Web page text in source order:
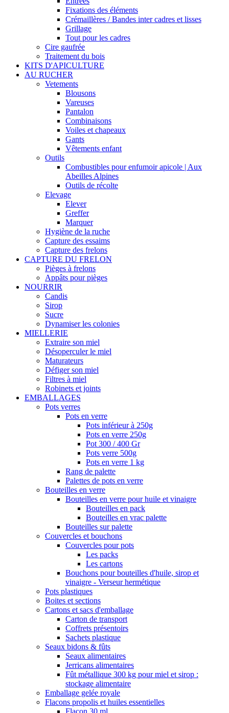
Fixations des éléments
Crémaillères / Bandes inter cadres et lisses
Grillage
Tout pour les cadres
Cire gaufrée
Traitement du bois
KITS D'APICULTURE
AU RUCHER
Vetements
Blousons
Vareuses
Pantalon
Combinaisons
Voiles et chapeaux
Gants
Vêtements enfant
Outils
Combustibles pour enfumoir apicole | Aux
Abeilles Alpines
Outils de récolte
Elevage
Elever
Greffer
Marquer
Hygiène de la ruche
Capture des essaims
Capture des frelons
CAPTURE DU FRELON
Pièges à frelons
Appâts pour pièges
NOURRIR
Candis
Sirop
Sucre
Dynamiser les colonies
MIELLERIE
Extraire son miel
Désoperculer le miel
Maturateurs
Défiger son miel
Filtres à miel
Robinets et joints
EMBALLAGES
Pots verres
Pots en verre
Pots inférieur à 250g
Pots en verre 250g
Pot 300 / 400 Gr
Pots verre 500g
Pots en verre 1 kg
Rang de palette
Palettes de pots en verre
Bouteilles en verre
Bouteilles en verre pour huile et vinaigre
Bouteilles en pack
Bouteilles en vrac palette
Bouteilles sur palette
Couvercles et bouchons
Couvercles pour pots
Les packs
Les cartons
Bouchons pour bouteilles d'huile, sirop et
vinaigre - Verseur hermétique
Pots plastiques
Boites et sections
Cartons et sacs d'emballage
Carton de transport
Coffrets présentoirs
Sachets plastique
Seaux bidons & fûts
Seaux alimentaires
Jerricans alimentaires
Fût métallique 300 kg pour miel et sirop :
stockage alimentaire
Emballage gelée royale
Flacons propolis et huiles essentielles
Flacon 30 ml